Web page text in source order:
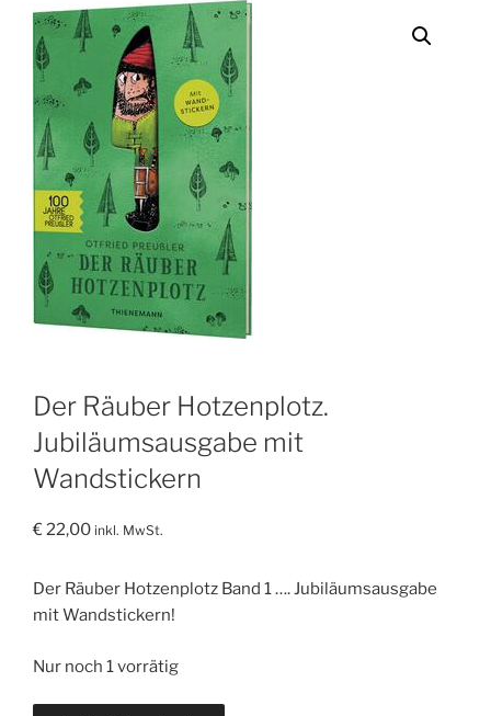
Der Räuber Hotzenplotz.
Jubiläumsausgabe mit
Wandstickern
€22,00 inkl. MwSt.
Der Räuber Hotzenplotz Band 1 …. Jubiläumsausgabe
mit Wandstickern!
Nur noch 1 vorrätig